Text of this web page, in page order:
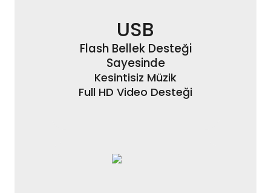
USB
Flash Bellek Desteği
Sayesinde
Kesintisiz Müzik
Full HD Video Desteği